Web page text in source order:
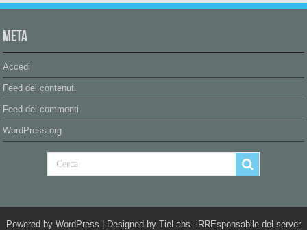
Meta
Accedi
Feed dei contenuti
Feed dei commenti
WordPress.org
Powered by WordPress | Designed by TieLabs iRREsponsabile del server